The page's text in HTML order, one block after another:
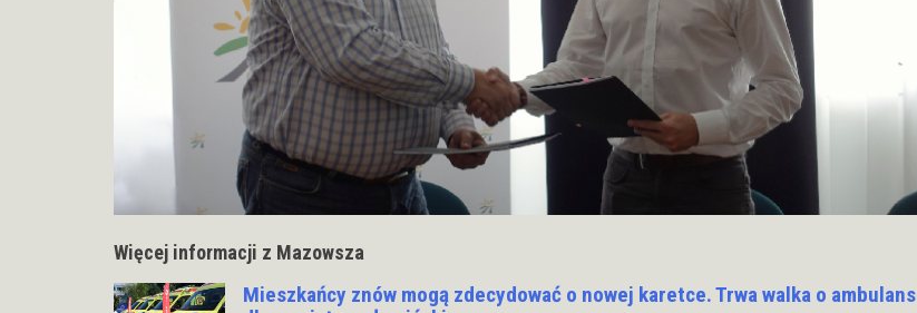
Więcej informacji z Mazowsza
Mieszkańcy znów mogą zdecydować o nowej karetce. Trwa walka o ambulans